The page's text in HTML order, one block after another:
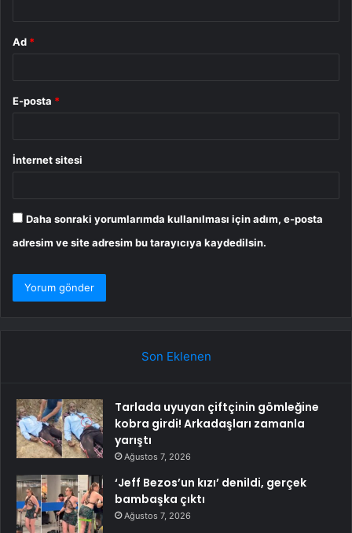
Ad *
E-posta *
İnternet sitesi
Daha sonraki yorumlarımda kullanılması için adım, e-posta
adresim ve site adresim bu tarayıcıya kaydedilsin.
Son Eklenen
Tarlada uyuyan çiftçinin gömleğine
kobra girdi! Arkadaşları zamanla
yarıştı
Ağustos 7, 2026
‘Jeff Bezos’un kızı’ denildi, gerçek
bambaşka çıktı
Ağustos 7, 2026